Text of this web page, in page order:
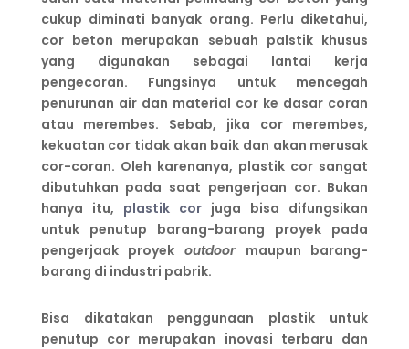
cukup diminati banyak orang. Perlu diketahui,
cor beton merupakan sebuah palstik khusus
yang digunakan sebagai lantai kerja
pengecoran. Fungsinya untuk mencegah
penurunan air dan material cor ke dasar coran
atau merembes. Sebab, jika cor merembes,
kekuatan cor tidak akan baik dan akan merusak
cor-coran. Oleh karenanya, plastik cor sangat
dibutuhkan pada saat pengerjaan cor. Bukan
hanya itu, plastik cor juga bisa difungsikan
untuk penutup barang-barang proyek pada
pengerjaak proyek outdoor maupun barang-
barang di industri pabrik.
Bisa dikatakan penggunaan plastik untuk
penutup cor merupakan inovasi terbaru dan